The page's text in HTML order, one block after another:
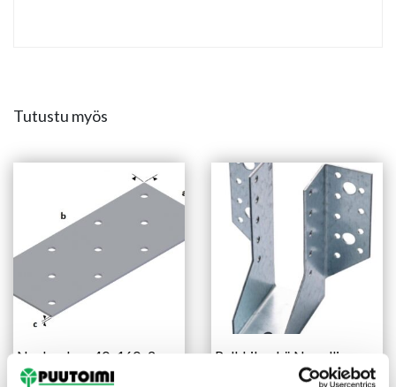
Tutustu myös
Naulauslevy 40x160x2 mm
sinkitty
Palkkikenkä N-malli
48X95 mm sinkitty